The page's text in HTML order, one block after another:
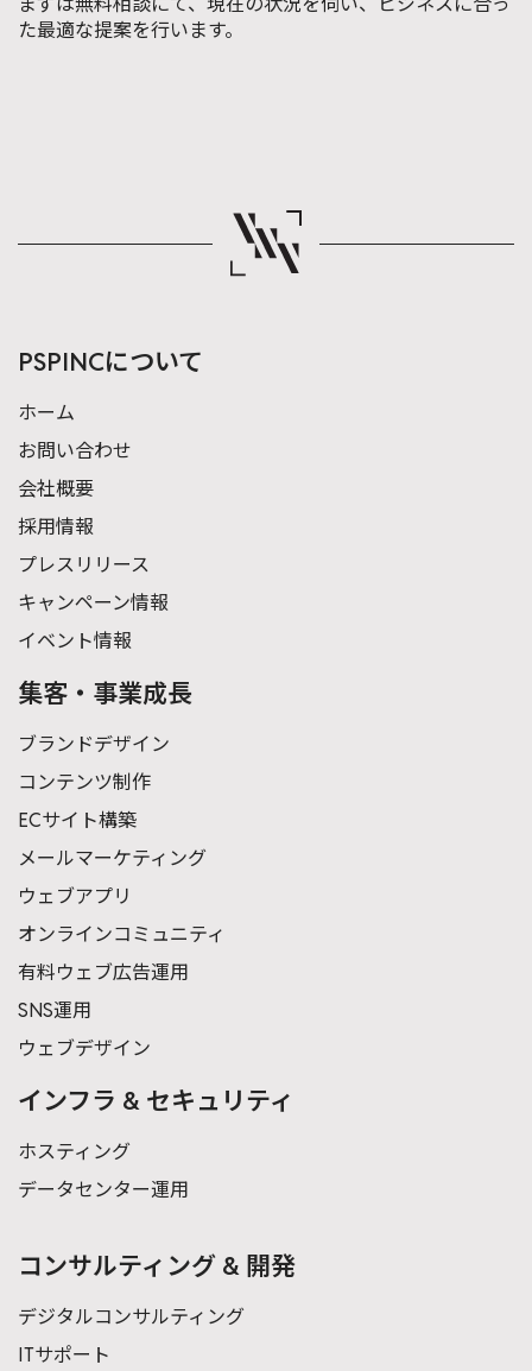
た最適な提案を行います。
PSPINCについて
ホーム
お問い合わせ
会社概要
採用情報
プレスリリース
キャンペーン情報
イベント情報
集客・事業成長
ブランドデザイン
コンテンツ制作
ECサイト構築
メールマーケティング
ウェブアプリ
オンラインコミュニティ
有料ウェブ広告運用
SNS運用
ウェブデザイン
インフラ & セキュリティ
ホスティング
データセンター運用
コンサルティング & 開発
デジタルコンサルティング
ITサポート